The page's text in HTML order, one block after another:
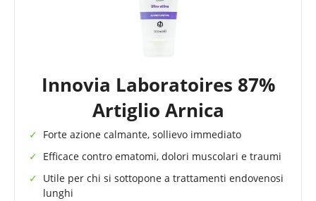
Innovia Laboratoires 87%
Artiglio Arnica
Forte azione calmante, sollievo immediato
Efficace contro ematomi, dolori muscolari e traumi
Utile per chi si sottopone a trattamenti endovenosi
lunghi